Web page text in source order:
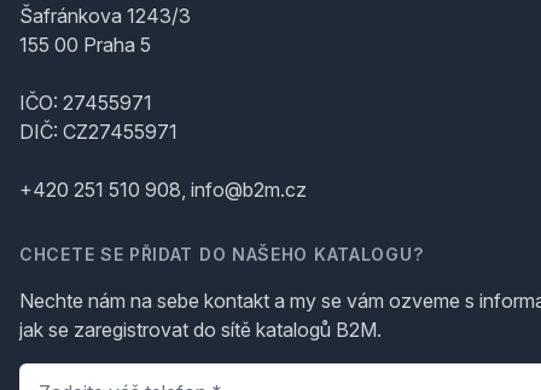
Šafránkova 1243/3
155 00 Praha 5
IČO: 27455971
DIČ: CZ27455971
+420 251 510 908, info@b2m.cz
CHCETE SE PŘIDAT DO NAŠEHO KATALOGU?
Nechte nám na sebe kontakt a my se vám ozveme s
jak se zaregistrovat do sítě katalogů B2M.
Telefon